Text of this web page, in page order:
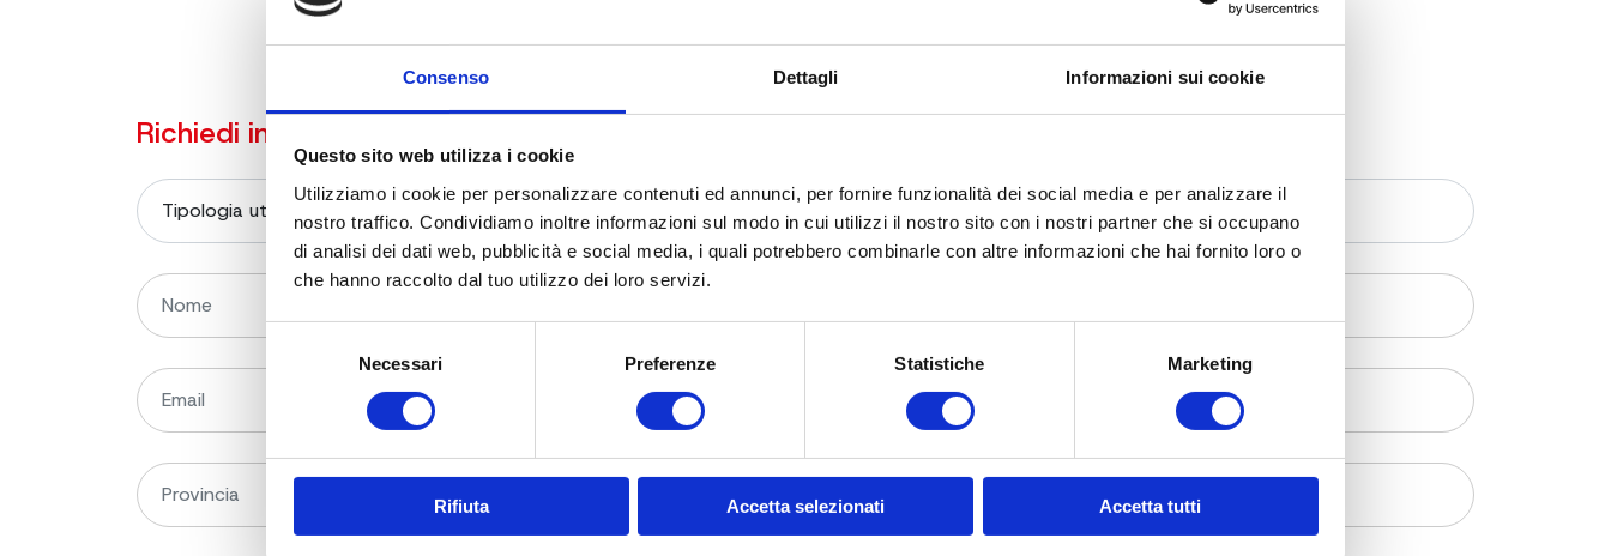
Consenso Dettagli Informazioni sui cookie
Questo sito web utilizza i cookie
Utilizziamo i cookie per personalizzare contenuti ed annunci, per fornire funzionalità dei social media e per analizzare il
nostro traffico. Condividiamo inoltre informazioni sul modo in cui utilizzi il nostro sito con i nostri partner che si occupano
di analisi dei dati web, pubblicità e social media, i quali potrebbero combinarle con altre informazioni che hai fornito loro o
che hanno raccolto dal tuo utilizzo dei loro servizi.
Selezione
del
Necessari Preferenze Statistiche Marketing
Rifiuta Accetta selezionati Accetta tutti
Richiedi informazioni sul prodotto